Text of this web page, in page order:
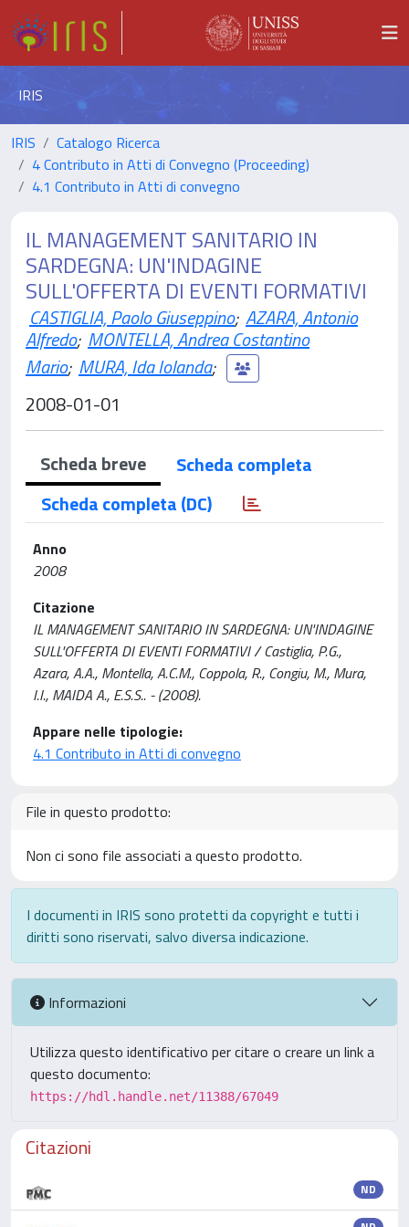
IRIS
IRIS
Catalogo Ricerca
4 Contributo in Atti di Convegno (Proceeding)
4.1 Contributo in Atti di convegno
IL MANAGEMENT SANITARIO IN
SARDEGNA: UN'INDAGINE
SULL'OFFERTA DI EVENTI FORMATIVI
CASTIGLIA, Paolo Giuseppino; AZARA, Antonio
Alfredo; MONTELLA, Andrea Costantino
Mario; MURA, Ida Iolanda;
2008-01-01
Scheda breve
Scheda completa
Scheda completa (DC)
Anno
2008
Citazione
IL MANAGEMENT SANITARIO IN SARDEGNA: UN'INDAGINE
SULL'OFFERTA DI EVENTI FORMATIVI / Castiglia, P.G.,
Azara, A.A., Montella, A.C.M., Coppola, R., Congiu, M., Mura,
I.I., MAIDA A., E.S.S.. - (2008).
Appare nelle tipologie:
4.1 Contributo in Atti di convegno
File in questo prodotto:
Non ci sono file associati a questo prodotto.
I documenti in IRIS sono protetti da copyright e tutti i
diritti sono riservati, salvo diversa indicazione.
Informazioni
Utilizza questo identificativo per citare o creare un link a
questo documento:
https://hdl.handle.net/11388/67049
Citazioni
ND